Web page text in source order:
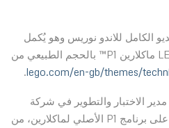
الكامل للاندو نوريس وهو يُكمل
التحدّي في سيّارة LEGO Technic ماكلارين P1™ بالحجم الطبيعي من
lego.com/en-gb/themes/
الاختبار والتطوير في شركة
ماكلارين أوتوموتيف: “بعد العمل على برنامج P1 الأصلي لماكلارين، من